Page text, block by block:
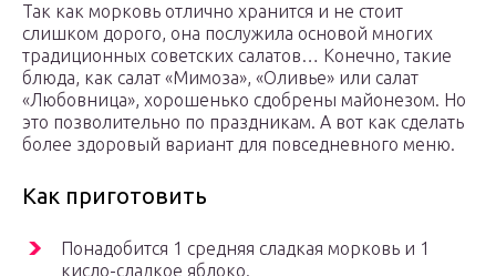
Так как морковь отлично хранится и не стоит
слишком дорого, она послужила основой многих
традиционных советских салатов… Конечно, такие
блюда, как салат «Мимоза», «Оливье» или салат
«Любовница», хорошенько сдобрены майонезом. Но
это позволительно по праздникам. А вот как сделать
более здоровый вариант для повседневного меню.
Как приготовить
Понадобится 1 средняя сладкая морковь и 1
кисло-сладкое яблоко.